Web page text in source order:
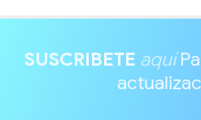
SUSCRIBETE aquí